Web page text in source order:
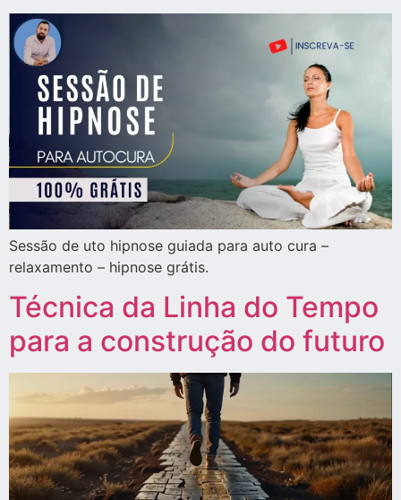
Sessão de uto hipnose guiada para auto cura –
relaxamento – hipnose grátis.
Técnica da Linha do Tempo
para a construção do futuro